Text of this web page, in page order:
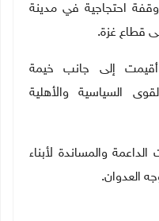
في وقفة احتجاجية في مدينة
قطاع غزة.
أقيمت إلى جانب خيمة
السياسية والأهلية
والمساندة لأبناء
العدوان.